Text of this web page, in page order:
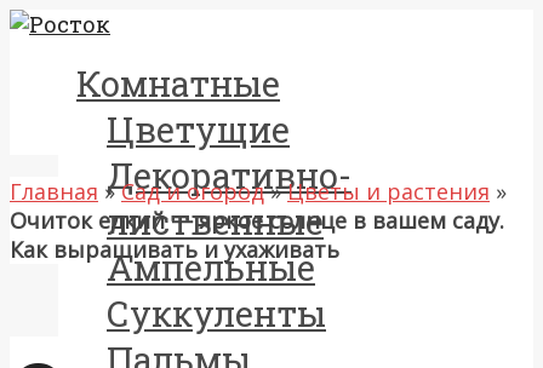
Комнатные
Цветущие
Декоративно-
лиственные
Ампельные
Суккуленты
Главная »Сад и огород»Цветы и растения »
Очиток едкий — яркое солнце в вашем саду.
Как выращивать и ухаживать